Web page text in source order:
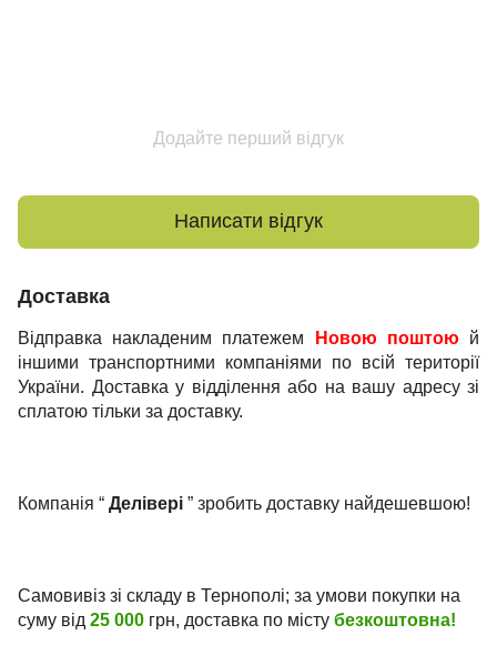
Додайте перший відгук
Написати відгук
Доставка
Відправка накладеним платежем Новою поштою й
іншими транспортними компаніями по всій території
України. Доставка у відділення або на вашу адресу зі
сплатою тільки за доставку.
Компанія “ Делівері ” зробить доставку найдешевшою!
Самовивіз зі складу в Тернополі; за умови покупки на
суму від 25 000 грн, доставка по місту безкоштовна!